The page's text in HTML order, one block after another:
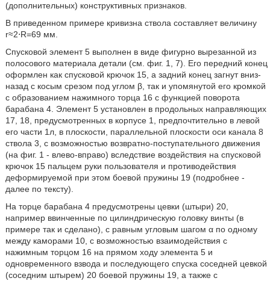
(дополнительных) конструктивных признаков.
В приведенном примере кривизна ствола составляет величину
r≈2⋅R=69 мм.
Спусковой элемент 5 выполнен в виде фигурно вырезанной из
полосового материала детали (см. фиг. 1, 7). Его передний конец
оформлен как спусковой крючок 15, а задний конец загнут вниз-
назад с косым срезом под углом β, так и упомянутой его кромкой
с образованием нажимного торца 16 с функцией поворота
барабана 4. Элемент 5 установлен в продольных направляющих
17, 18, предусмотренных в корпусе 1, предпочтительно в левой
его части 1л, в плоскости, параллельной плоскости оси канала 8
ствола 3, с возможностью возвратно-поступательного движения
(на фиг. 1 - влево-вправо) вследствие воздействия на спусковой
крючок 15 пальцем руки пользователя и противодействия
деформируемой при этом боевой пружины 19 (подробнее -
далее по тексту).
На торце барабана 4 предусмотрены цевки (штыри) 20,
например ввинченные по цилиндрическую головку винты (в
примере так и сделано), с равным угловым шагом α по одному
между каморами 10, с возможностью взаимодействия с
нажимным торцом 16 на прямом ходу элемента 5 и
одновременного взвода и последующего спуска соседней цевкой
(соседним штырем) 20 боевой пружины 19, а также с